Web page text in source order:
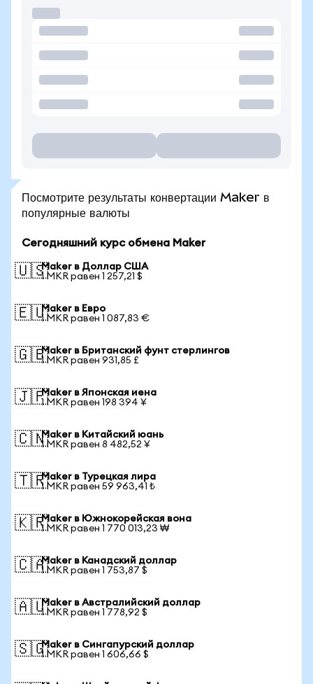
Посмотрите результаты конвертации Maker в
популярные валюты
Сегодняшний курс обмена Maker
🇺🇸Maker в Доллар США
1 MKR равен 1 257,21 $
🇪🇺Maker в Евро
1 MKR равен 1 087,83 €
🇬🇧Maker в Британский фунт стерлингов
1 MKR равен 931,85 £
🇯🇵Maker в Японская иена
1 MKR равен 198 394 ¥
🇨🇳Maker в Китайский юань
1 MKR равен 8 482,52 ¥
🇹🇷Maker в Турецкая лира
1 MKR равен 59 963,41 ₺
🇰🇷Maker в Южнокорейская вона
1 MKR равен 1 770 013,23 ₩
🇨🇦Maker в Канадский доллар
1 MKR равен 1 753,87 $
🇦🇺Maker в Австралийский доллар
1 MKR равен 1 778,92 $
🇸🇬Maker в Сингапурский доллар
1 MKR равен 1 606,66 $